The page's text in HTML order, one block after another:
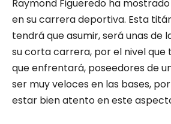
Raymond Figueredo ha
en su carrera deportiva. Esta
tendrá que asumir, será unas de
su corta carrera, por el nivel que
que enfrentará, poseedores de
ser muy veloces en las bases,
estar bien atento en este